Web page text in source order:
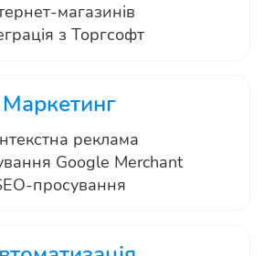
магазинів
з Торгсофт
Маркетинг
реклама
Google Merchant
просування